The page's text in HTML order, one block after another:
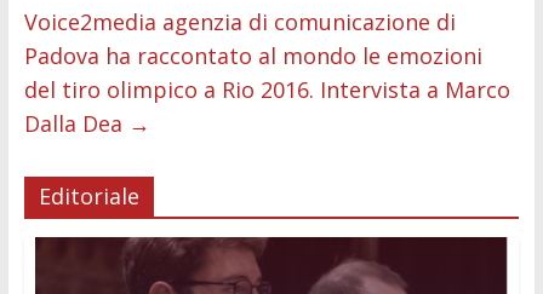
Voice2media agenzia di comunicazione di
Padova ha raccontato al mondo le emozioni
del tiro olimpico a Rio 2016. Intervista a Marco
Dalla Dea →
Editoriale